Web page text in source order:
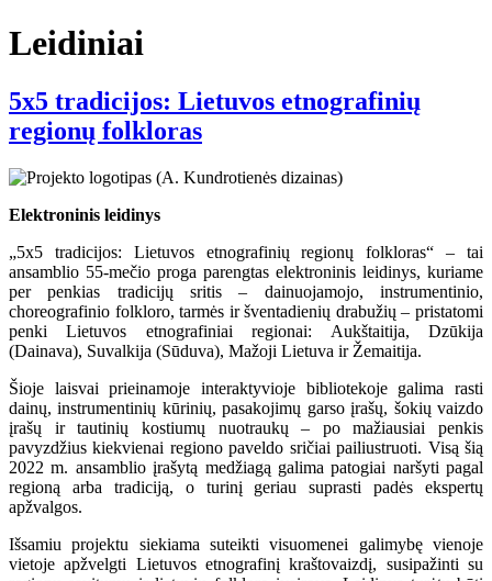
Leidiniai
5x5 tradicijos: Lietuvos etnografinių
regionų folkloras
Elektroninis leidinys
„5x5 tradicijos: Lietuvos etnografinių regionų folkloras“ – tai
ansamblio 55-mečio proga parengtas elektroninis leidinys, kuriame
per penkias tradicijų sritis – dainuojamojo, instrumentinio,
choreografinio folkloro, tarmės ir šventadienių drabužių – pristatomi
penki Lietuvos etnografiniai regionai: Aukštaitija, Dzūkija
(Dainava), Suvalkija (Sūduva), Mažoji Lietuva ir Žemaitija.
Šioje laisvai prieinamoje interaktyvioje bibliotekoje galima rasti
dainų, instrumentinių kūrinių, pasakojimų garso įrašų, šokių vaizdo
įrašų ir tautinių kostiumų nuotraukų – po mažiausiai penkis
pavyzdžius kiekvienai regiono paveldo sričiai pailiustruoti. Visą šią
2022 m. ansamblio įrašytą medžiagą galima patogiai naršyti pagal
regioną arba tradiciją, o turinį geriau suprasti padės ekspertų
apžvalgos.
Išsamiu projektu siekiama suteikti visuomenei galimybę vienoje
vietoje apžvelgti Lietuvos etnografinį kraštovaizdį, susipažinti su